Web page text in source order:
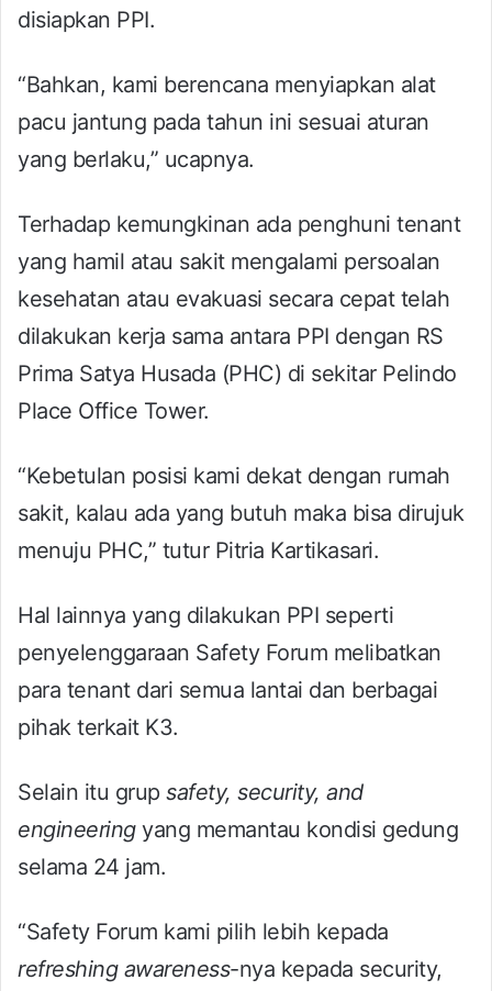
disiapkan PPI.
“Bahkan, kami berencana menyiapkan alat
pacu jantung pada tahun ini sesuai aturan
yang berlaku,” ucapnya.
Terhadap kemungkinan ada penghuni tenant
yang hamil atau sakit mengalami persoalan
kesehatan atau evakuasi secara cepat telah
dilakukan kerja sama antara PPI dengan RS
Prima Satya Husada (PHC) di sekitar Pelindo
Place Office Tower.
“Kebetulan posisi kami dekat dengan rumah
sakit, kalau ada yang butuh maka bisa dirujuk
menuju PHC,” tutur Pitria Kartikasari.
Hal lainnya yang dilakukan PPI seperti
penyelenggaraan Safety Forum melibatkan
para tenant dari semua lantai dan berbagai
pihak terkait K3.
Selain itu grup safety, security, and
engineering yang memantau kondisi gedung
selama 24 jam.
“Safety Forum kami pilih lebih kepada
refreshing awareness-nya kepada security,